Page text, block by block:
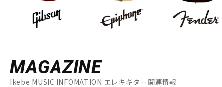
MAGAZINE
Ikebe MUSIC INFOMATION エレキギター関連情報